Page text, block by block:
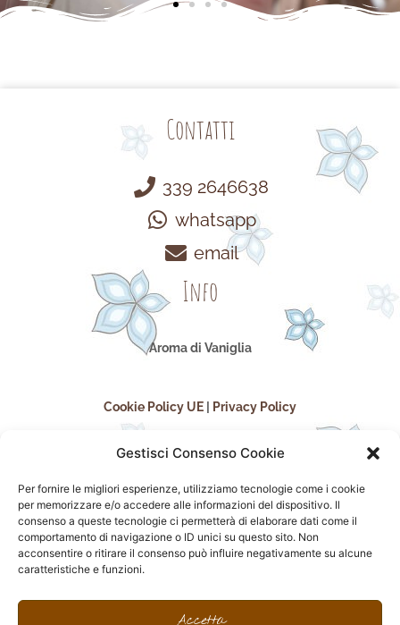
Gestisci Consenso Cookie
Per fornire le migliori esperienze, utilizziamo tecnologie come i cookie
per memorizzare e/o accedere alle informazioni del dispositivo. Il
consenso a queste tecnologie ci permetterà di elaborare dati come il
comportamento di navigazione o ID unici su questo sito. Non
acconsentire o ritirare il consenso può influire negativamente su alcune
caratteristiche e funzioni.
Accetta
Contatti
339 2646638
whatsapp
email
Info
Aroma di Vaniglia
Cookie Policy UE Privacy Policy
seguici sui social
F
I
n
P
i
F